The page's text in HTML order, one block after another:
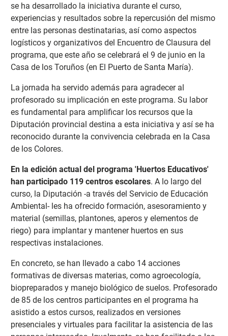
se ha desarrollado la iniciativa durante el curso,
experiencias y resultados sobre la repercusión del mismo
entre las personas destinatarias, así como aspectos
logísticos y organizativos del Encuentro de Clausura del
programa, que este año se celebrará el 9 de junio en la
Casa de los Toruños (en El Puerto de Santa María).
La jornada ha servido además para agradecer al
profesorado su implicación en este programa. Su labor
es fundamental para amplificar los recursos que la
Diputación provincial destina a esta iniciativa y así se ha
reconocido durante la convivencia celebrada en la Casa
de los Colores.
En la edición actual del programa 'Huertos Educativos'
han participado 119 centros escolares. A lo largo del
curso, la Diputación -a través del Servicio de Educación
Ambiental- les ha ofrecido formación, asesoramiento y
material (semillas, plantones, aperos y elementos de
riego) para implantar y mantener huertos en sus
respectivas instalaciones.
En concreto, se han llevado a cabo 14 acciones
formativas de diversas materias, como agroecología,
biopreparados y manejo biológico de suelos. Profesorado
de 85 de los centros participantes en el programa ha
asistido a estos cursos, realizados en versiones
presenciales y virtuales para facilitar la asistencia de las